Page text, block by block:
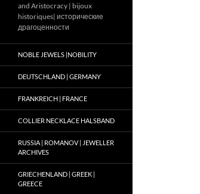
and Aristocracy | bijoux
historiques| исторические
драгоценности
NOBLE JEWELS |NOBILITY
DEUTSCHLAND | GERMANY
FRANKREICH | FRANCE
COLLIER NECKLACE HALSBAND
RUSSIA | ROMANOV | JEWELLER
ARCHIVES
GRIECHENLAND | GREEK |
GREECE